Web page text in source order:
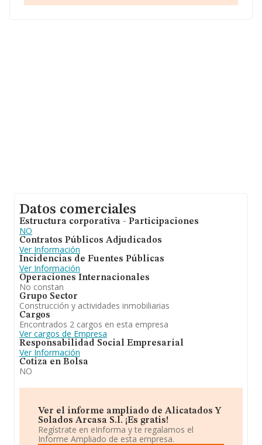
nacional la facturación alcanza la cifra de 7.139 millones
Datos comerciales
Estructura corporativa - Participaciones
NO
Contratos Públicos Adjudicados
Ver Información
Incidencias de Fuentes Públicas
Ver Información
Operaciones Internacionales
No constan
Grupo Sector
Construcción y actividades inmobiliarias
Cargos
Encontrados 2 cargos en esta empresa
Ver cargos de Empresa
Responsabilidad Social Empresarial
Ver Información
Cotiza en Bolsa
NO
Ver el informe ampliado de Alicatados Y
Solados Arcasa S.l. ¡Es gratis!
Regístrate en eInforma y te regalamos el
Informe Ampliado de esta empresa.